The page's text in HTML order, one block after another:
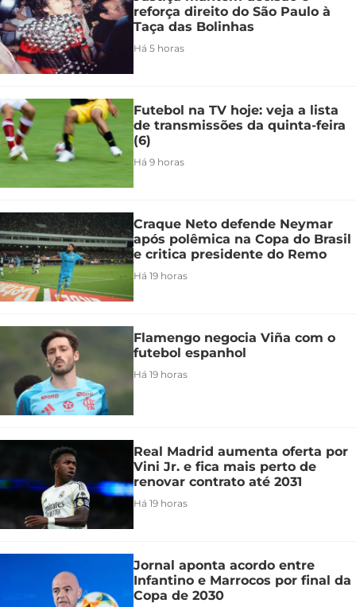
reforça direito do São Paulo à
Taça das Bolinhas
Há 5 horas
Futebol na TV hoje: veja a lista
de transmissões da quinta-feira
(6)
Há 9 horas
Craque Neto defende Neymar
após polêmica na Copa do Brasil
e critica presidente do Remo
Há 19 horas
Flamengo negocia Viña com o
futebol espanhol
Há 19 horas
Real Madrid aumenta oferta por
Vini Jr. e fica mais perto de
renovar contrato até 2031
Há 19 horas
Jornal aponta acordo entre
Infantino e Marrocos por final da
Copa de 2030